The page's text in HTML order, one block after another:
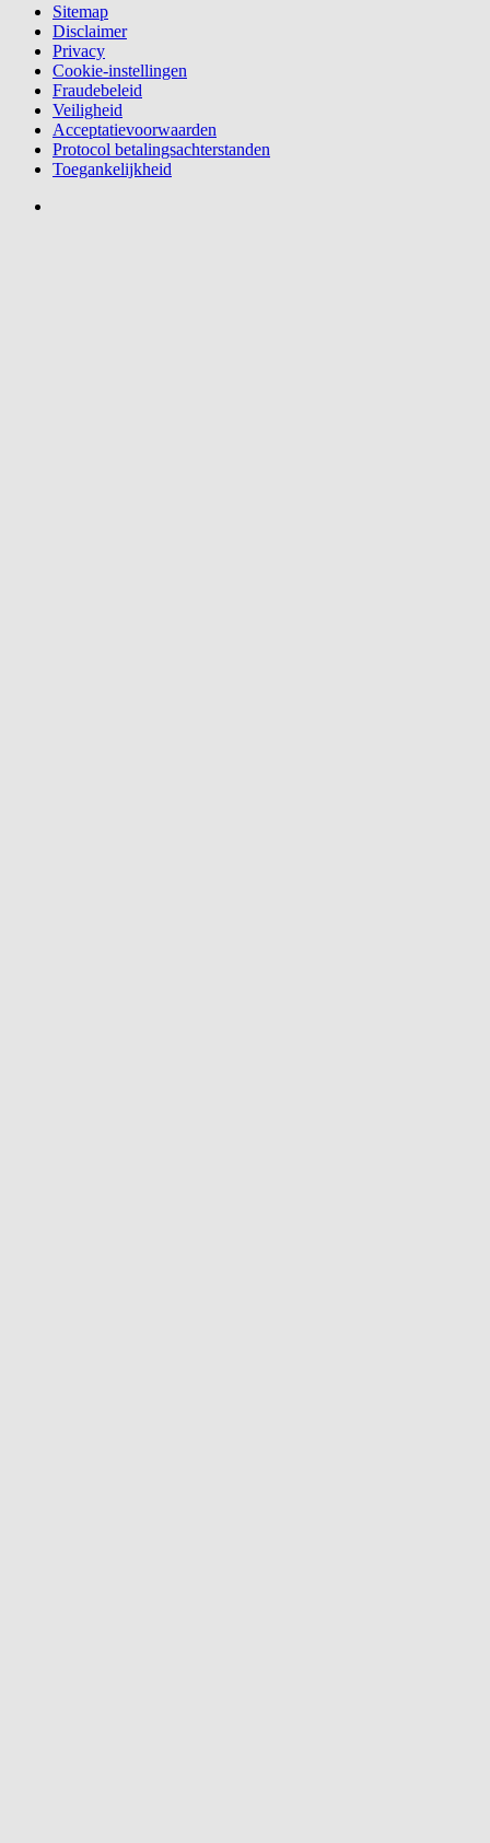
Sitemap
Disclaimer
Privacy
Cookie-instellingen
Fraudebeleid
Veiligheid
Acceptatievoorwaarden
Protocol betalingsachterstanden
Toegankelijkheid